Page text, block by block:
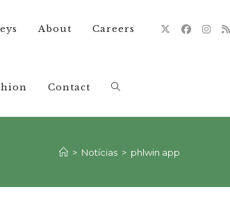
About Careers
Contact Alternar
pesquisa
> Notícias > phlwin app